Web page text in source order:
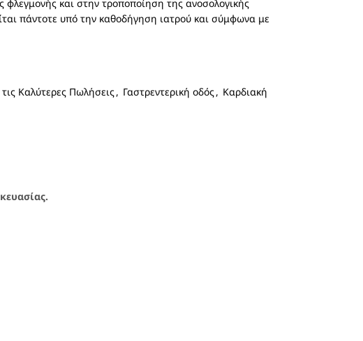
και στην τροποποίηση της ανοσολογικής
πάντοτε υπό την καθοδήγηση ιατρού και σύμφωνα με
Καλύτερες Πωλήσεις , Γαστρεντερική οδός , Καρδιακή